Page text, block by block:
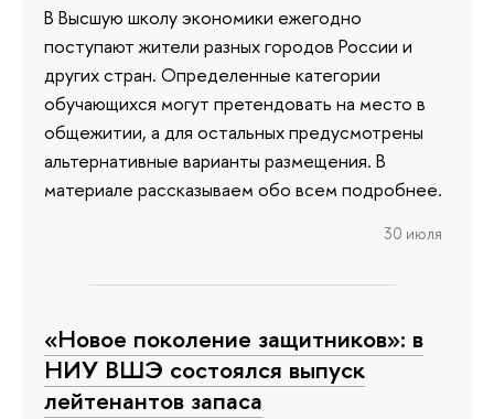
В Высшую школу экономики ежегодно
поступают жители разных городов России и
других стран. Определенные категории
обучающихся могут претендовать на место в
общежитии, а для остальных предусмотрены
альтернативные варианты размещения. В
материале рассказываем обо всем подробнее.
30 июля
«Новое поколение защитников»: в
НИУ ВШЭ состоялся выпуск
лейтенантов запаса